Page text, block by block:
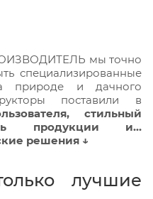
мы точно
специализированные
природе и дачного
поставили в
стильный
продукции и…
решения ↓
лучшие